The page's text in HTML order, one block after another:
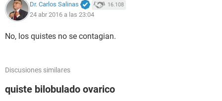
Dr. Carlos Salinas 16.108
24 abr 2016 a las 23:04
No, los quistes no se contagian.
Discusiones similares
quiste bilobulado ovarico